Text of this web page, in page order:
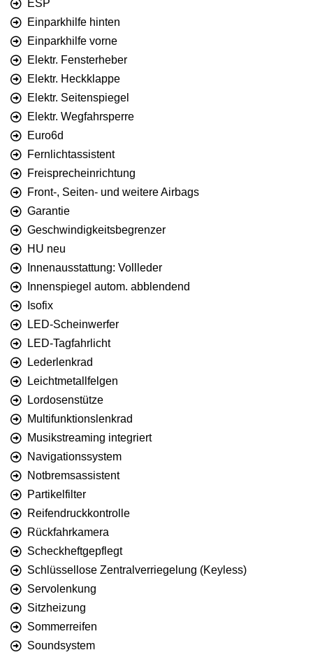
ESP
Einparkhilfe hinten
Einparkhilfe vorne
Elektr. Fensterheber
Elektr. Heckklappe
Elektr. Seitenspiegel
Elektr. Wegfahrsperre
Euro6d
Fernlichtassistent
Freisprecheinrichtung
Front-, Seiten- und weitere Airbags
Garantie
Geschwindigkeitsbegrenzer
HU neu
Innenausstattung: Vollleder
Innenspiegel autom. abblendend
Isofix
LED-Scheinwerfer
LED-Tagfahrlicht
Lederlenkrad
Leichtmetallfelgen
Lordosenstütze
Multifunktionslenkrad
Musikstreaming integriert
Navigationssystem
Notbremsassistent
Partikelfilter
Reifendruckkontrolle
Rückfahrkamera
Scheckheftgepflegt
Schlüssellose Zentralverriegelung (Keyless)
Servolenkung
Sitzheizung
Sommerreifen
Soundsystem